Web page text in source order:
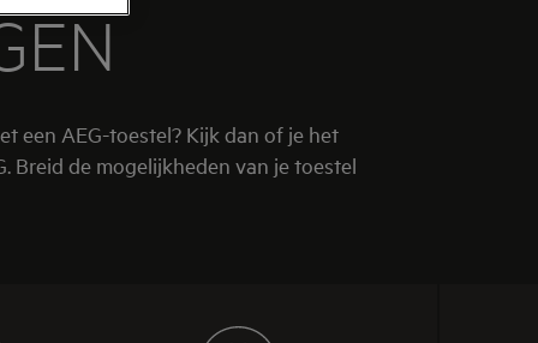
een AEG-toestel? Kijk dan of je het
Breid de mogelijkheden van je toestel